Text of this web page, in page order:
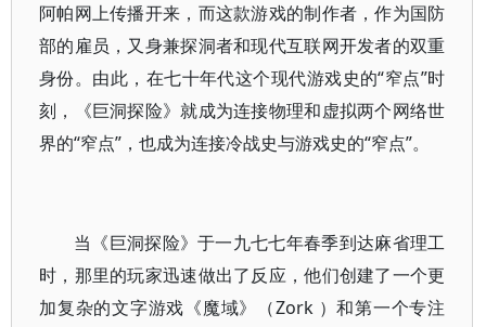
阿帕网上传播开来，而这款游戏的制作者，作为国防
部的雇员，又身兼探洞者和现代互联网开发者的双重
身份。由此，在七十年代这个现代游戏史的“窄点”时
刻，《巨洞探险》就成为连接物理和虚拟两个网络世
界的“窄点”，也成为连接冷战史与游戏史的“窄点”。
当《巨洞探险》于一九七七年春季到达麻省理工
时，那里的玩家迅速做出了反应，他们创建了一个更
加复杂的文字游戏《魔域》（Zork ）和第一个专注